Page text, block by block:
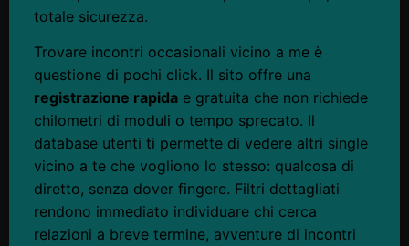
totale sicurezza.
Trovare incontri occasionali vicino a me è
questione di pochi click. Il sito offre una
registrazione rapida e gratuita che non richiede
chilometri di moduli o tempo sprecato. Il
database utenti ti permette di vedere altri single
vicino a te che vogliono lo stesso: qualcosa di
diretto, senza dover fingere. Filtri dettagliati
rendono immediato individuare chi cerca
relazioni a breve termine, avventure di incontri